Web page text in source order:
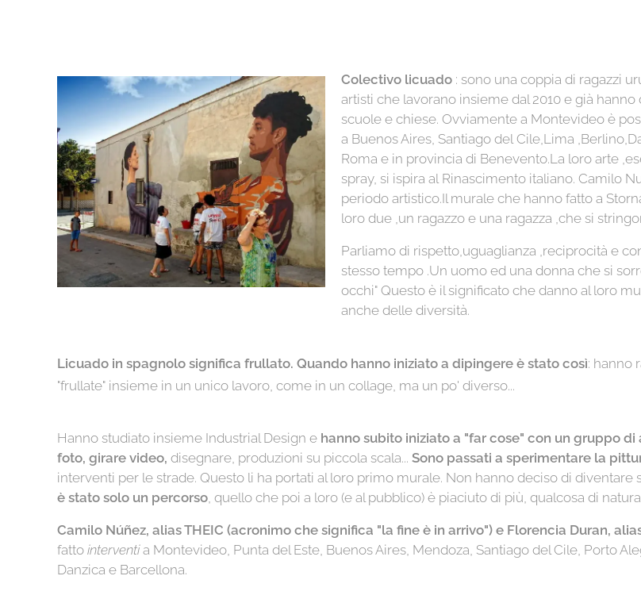
Colectivo licuado : sono una coppia di ragazzi
artisti che lavorano insieme dal 2010 e già
scuole e chiese. Ovviamente a Montevideo è
a Buenos Aires, Santiago del Cile,Lima
Roma e in provincia di Benevento.La loro arte
spray, si ispira al Rinascimento italiano. Camilo
periodo artistico.Il murale che hanno fatto a
loro due ,un ragazzo e una ragazza ,che si
Parliamo di rispetto,uguaglianza ,reciprocità e
stesso tempo .Un uomo ed una donna che si
occhi" Questo è il significato che danno al loro
anche delle diversità.
Licuado in spagnolo significa frullato. Quando hanno iniziato a dipingere è stato così: hanno
"frullate" insieme in un unico lavoro, come in un collage, ma un po' diverso...
Hanno studiato insieme Industrial Design e hanno subito iniziato a "far cose" con un gruppo
foto, girare video, disegnare, produzioni su piccola scala... Sono passati a sperimentare la
interventi per le strade. Questo li ha portati al loro primo murale. Non hanno deciso di diventare
è stato solo un percorso, quello che poi a loro (e al pubblico) è piaciuto di più, qualcosa di
Camilo Núñez, alias THEIC (acronimo che significa "la fine è in arrivo") e Florencia Duran,
fatto interventia Montevideo, Punta del Este, Buenos Aires, Mendoza, Santiago del Cile, Porto
Danzica e Barcellona.